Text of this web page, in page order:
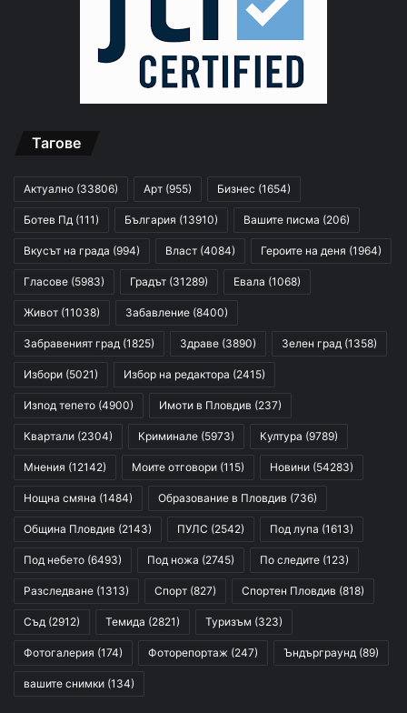
Тагове
Актуално (33806) Арт (955) Бизнес (1654)
Ботев Пд (111) България (13910) Вашите писма (206)
Вкусът на града (994) Власт (4084) Героите на деня (1964)
Гласове (5983) Градът (31289) Евала (1068)
Живот (11038) Забавление (8400)
Забравеният град (1825) Здраве (3890) Зелен град (1358)
Избори (5021) Избор на редактора (2415)
Изпод тепето (4900) Имоти в Пловдив (237)
Квартали (2304) Криминале (5973) Култура (9789)
Мнения (12142) Моите отговори (115) Новини (54283)
Нощна смяна (1484) Образование в Пловдив (736)
Община Пловдив (2143) ПУЛС (2542) Под лупа (1613)
Под небето (6493) Под ножа (2745) По следите (123)
Разследване (1313) Спорт (827) Спортен Пловдив (818)
Съд (2912) Темида (2821) Туризъм (323)
Фотогалерия (174) Фоторепортаж (247) Ъндърграунд (89)
вашите снимки (134)